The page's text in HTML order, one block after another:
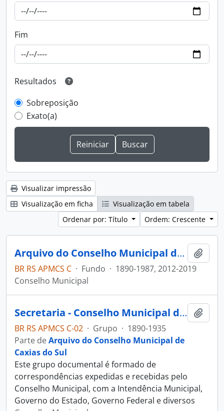
Fim
Resultados
Sobreposição
Exato(a)
Visualizar impressão
Visualização em ficha
Visualização em tabela
Ordenar por: Título
Ordem: Crescente
Arquivo do Conselho Municipal de Caxias do Sul
BR RS APMCS C · Fundo · 1890-1987, 2012-2019
Conselho Municipal
Secretaria - Conselho Municipal de Caxias do Sul
BR RS APMCS C-02 · Grupo · 1890-1935
Parte deArquivo do Conselho Municipal de
Caxias do Sul
Este grupo documental é formado de
correspondências expedidas e recebidas pelo
Conselho Municipal, com a Intendência Municipal,
Governo do Estado, Governo Federal e diversos